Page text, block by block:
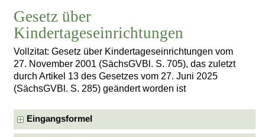
Gesetz über
Kindertageseinrichtungen
Vollzitat: Gesetz über Kindertageseinrichtungen vom
27. November 2001 (SächsGVBl. S. 705), das zuletzt
durch Artikel 13 des Gesetzes vom 27. Juni 2025
(SächsGVBl. S. 285) geändert worden ist
Eingangsformel